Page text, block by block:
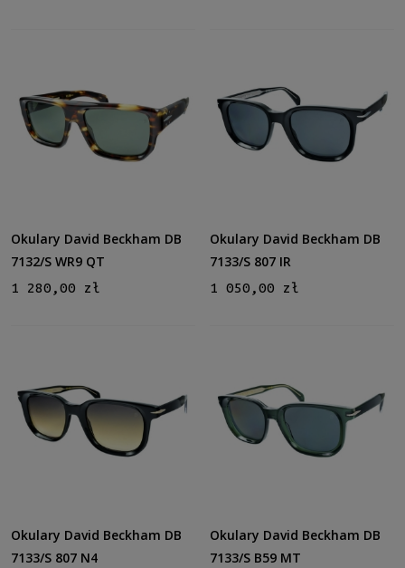
Okulary David Beckham DB
7132/S WR9 QT
1 280,00 zł
Okulary David Beckham DB
7133/S 807 IR
1 050,00 zł
Okulary David Beckham DB
7133/S 807 N4
Okulary David Beckham DB
7133/S B59 MT